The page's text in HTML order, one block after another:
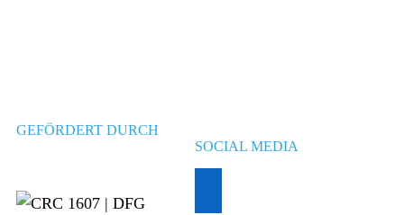
GEFÖRDERT DURCH
SOCIAL MEDIA